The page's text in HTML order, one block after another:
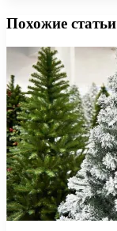
Похожие статьи